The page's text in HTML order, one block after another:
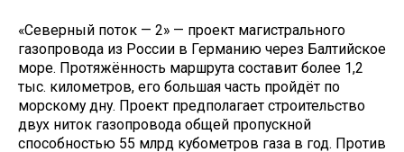
«Северный поток — 2» — проект магистрального
газопровода из России в Германию через Балтийское
море. Протяжённость маршрута составит более 1,2
тыс. километров, его большая часть пройдёт по
морскому дну. Проект предполагает строительство
двух ниток газопровода общей пропускной
способностью 55 млрд кубометров газа в год. Против